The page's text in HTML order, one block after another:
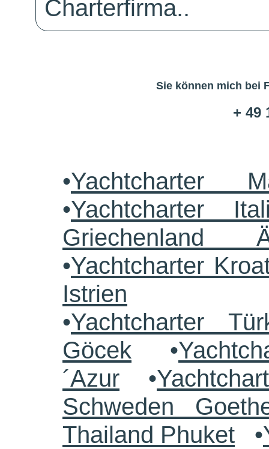
Charterfirma..
Sie können mich bei
+ 49
•Yachtcharter
•Yachtcharter
Griechenland
•Yachtcharter
Istrien
•Yachtcharter
Göcek •
´Azur •
Schweden
Thailand Phuket •